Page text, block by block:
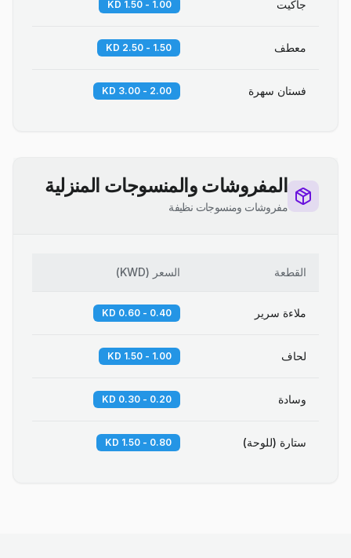
جاكيت 1.00 - 1.50 KD
معطف 1.50 - 2.50 KD
فستان سهرة 2.00 - 3.00 KD
المفروشات والمنسوجات المنزلية
مفروشات ومنسوجات نظيفة
القطعة السعر (
KWD
)
ملاءة سرير 0.40 - 0.60 KD
لحاف 1.00 - 1.50 KD
وسادة 0.20 - 0.30 KD
ستارة (للوحة) 0.80 - 1.50 KD